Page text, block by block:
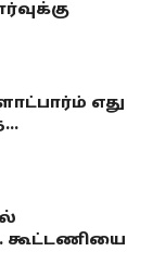
எது
கூட்டணியை